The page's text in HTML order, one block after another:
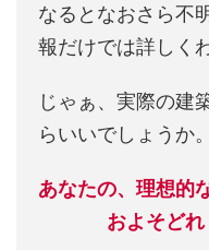
なるとなおさら不
報だけでは詳しく
じゃぁ、実際の建
らいいでしょうか。
あなたの、理想的
およそど